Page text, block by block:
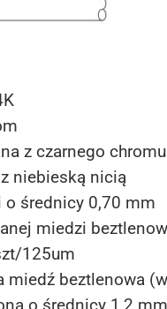
z czarnego chromu
niebieską nicią
średnicy 0,70 mm
miedzi
125um
beztlenowa
o średnicy 1,2 mm